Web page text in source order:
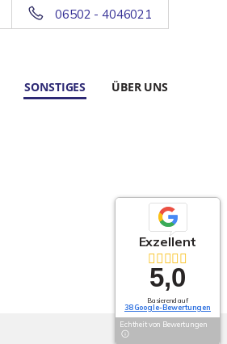
06502 - 4046021
SONSTIGES ÜBER UNS
Exzellent
5,0
Basierend auf
38 Google-Bewertungen
Echtheit von Bewertungen